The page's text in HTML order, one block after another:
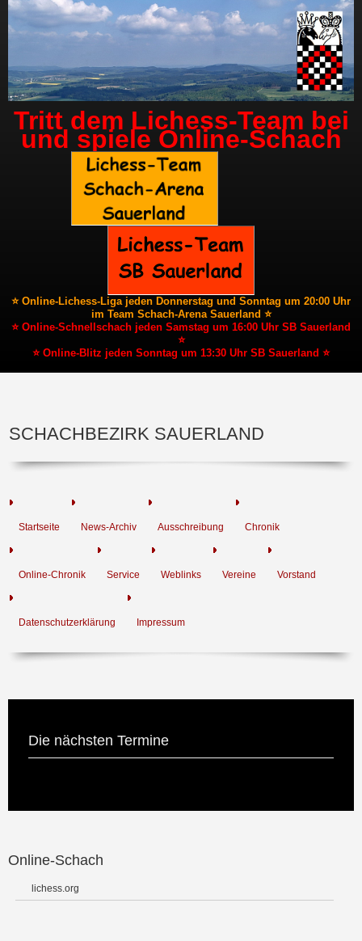
Tritt dem Lichess-Team bei
und spiele Online-Schach
⭐ Online-Lichess-Liga jeden Donnerstag und Sonntag um 20:00 Uhr
im Team Schach-Arena Sauerland ⭐
⭐ Online-Schnellschach jeden Samstag um 16:00 Uhr SB Sauerland
⭐
⭐ Online-Blitz jeden Sonntag um 13:30 Uhr SB Sauerland ⭐
SCHACHBEZIRK SAUERLAND
Startseite News-Archiv Ausschreibung Chronik
Online-Chronik Service Weblinks Vereine Vorstand
Datenschutzerklärung Impressum
Die nächsten Termine
Online-Schach
lichess.org